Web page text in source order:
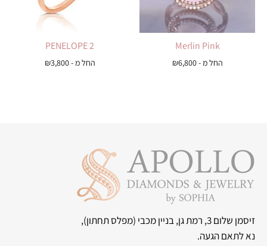
Merlin Pink
החל מ - ₪6,800
PENELOPE 2
החל מ - ₪3,800
זיסמן שלום 3, רמת גן, בניין מכבי
(מפלס תחתון),
נא לתאם הגעה.